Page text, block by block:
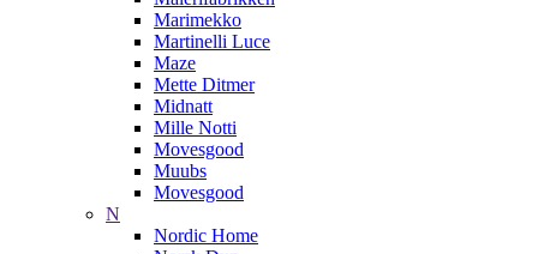
Marimekko
Martinelli Luce
Maze
Mette Ditmer
Midnatt
Mille Notti
Movesgood
Muubs
Movesgood
N
Nordic Home